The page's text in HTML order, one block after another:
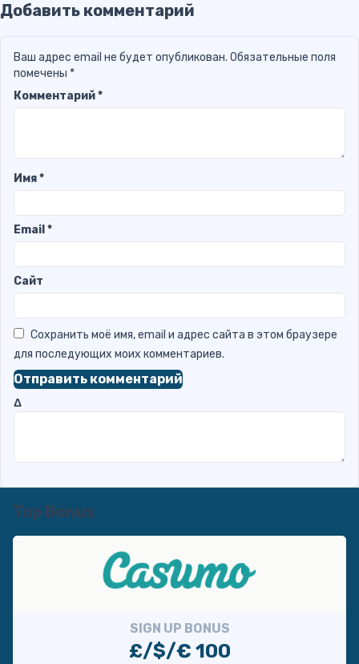
Добавить комментарий
Ваш адрес email не будет опубликован. Обязательные поля
помечены *
Комментарий*
Имя*
Email *
Сайт
Сохранить моё имя, email и адрес сайта в этом браузере
для последующих моих комментариев.
Δ
Top Bonus
SIGN UP BONUS
£/$/€ 100